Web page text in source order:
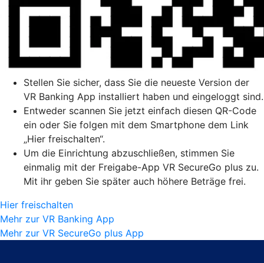
Stellen Sie sicher, dass Sie die neueste Version der
VR Banking App installiert haben und eingeloggt sind.
Entweder scannen Sie jetzt einfach diesen QR-Code
ein oder Sie folgen mit dem Smartphone dem Link
„Hier freischalten“.
Um die Einrichtung abzuschließen, stimmen Sie
einmalig mit der Freigabe-App VR SecureGo plus zu.
Mit ihr geben Sie später auch höhere Beträge frei.
Hier freischalten
Mehr zur VR Banking App
Mehr zur VR SecureGo plus App